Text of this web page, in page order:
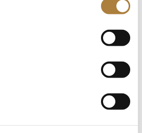
als sie von U25-